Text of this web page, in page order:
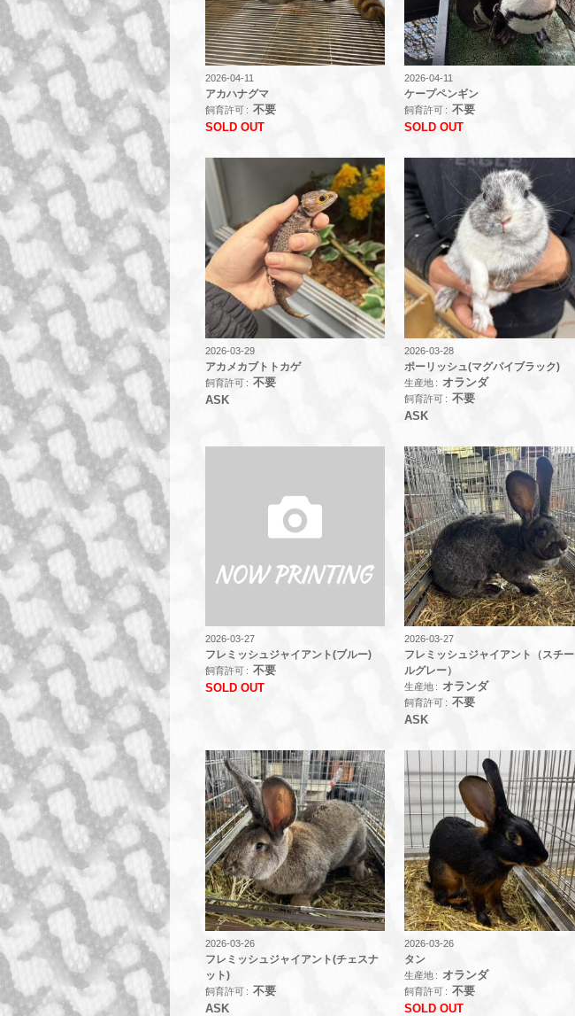
2026-04-11
アカハナグマ
飼育許可
不要
SOLD OUT
2026-04-11
ケープペンギン
飼育許可
不要
SOLD OUT
2026-03-29
アカメカブトトカゲ
飼育許可
不要
ASK
2026-03-28
ポーリッシュ(マグパイブラック)
生産地 オランダ
飼育許可
不要
ASK
2026-03-27
フレミッシュジャイアント(ブルー)
飼育許可
不要
SOLD OUT
2026-03-27
フレミッシュジャイアント（スチー
ルグレー）
生産地 オランダ
飼育許可
不要
ASK
2026-03-26
フレミッシュジャイアント(チェスナ
ット)
飼育許可
不要
ASK
2026-03-26
タン
生産地 オランダ
飼育許可
不要
SOLD OUT